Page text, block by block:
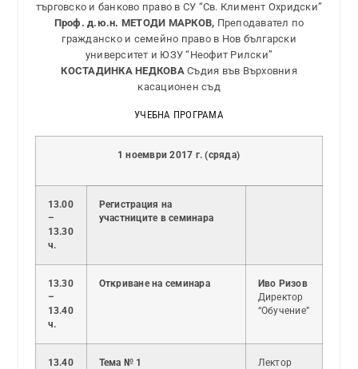
търговско и банково право в СУ “Св. Климент Охридски”
Проф. д.ю.н. МЕТОДИ МАРКОВ, Преподавател по
гражданско и семейно право в Нов български
университет и ЮЗУ “Неофит Рилски”
КОСТАДИНКА НЕДКОВАСъдия във Върховния
касационен съд
УЧЕБНА ПРОГРАМА
1 ноември 2017 г. (сряда)
13.00
–
13.30
ч.
Регистрация на
участниците в семинара
13.30
–
13.40
ч.
Откриване на семинара
Иво Ризов
Директор
“Обучение”
13.40
Тема № 1
Лектор